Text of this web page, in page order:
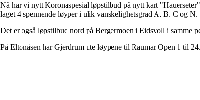
Nå har vi nytt Koronaspesial løpstilbud på nytt kart
laget 4 spennende løyper i ulik vanskelighetsgrad A, B, C og
Det er også løpstilbud nord på Bergermoen i Eidsvoll i samme
På Eltonåsen har Gjerdrum ute løypene til Raumar Open 1 til